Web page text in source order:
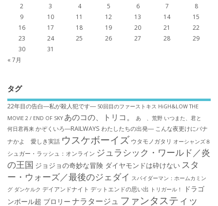
2
3 4 5 6 7
8
9
10 11 12 13 14
15
16
17 18 19 20 21
22
23
24 25 26 27 28
29
30
31
« 7月
タグ
22年目の告白―私が殺人犯です― 50回目のファーストキス HiGH&LOW THE
MOVIE 2 / END OF SKY あのコの、トリコ。 あゝ、荒野 いつまた、君と
何日君再来 かぞくいろ―RAILWAYS わたしたちの出発― こんな夜更けにバナ
ナかよ 愛しき実話 ウスケボーイズ ウタモノガタリ オーシャンズ８
シュガー・ラッシュ：オ​ンライン ジュラシック・ワールド／炎
の王国 ジョジョの奇妙な冒険 ダイヤモンドは砕けない スタ
ー・ウォーズ／最後のジェダイ スパイダーマン：ホームカミン
グ ダンケルク デイアンドナイト デットエンドの思い出 トリガール！
ドラゴ
ンボール超 ブロリー ナラタージュ ファンタスティッ